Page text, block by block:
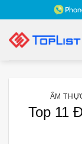
qua
nội
ẨM
Top 11